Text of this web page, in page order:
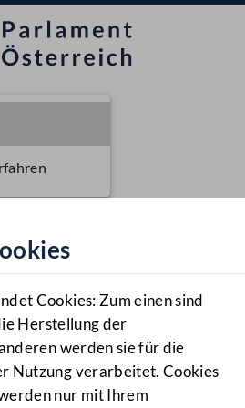
öffnen
Cookies: Zum einen sind
Herstellung der
werden sie für die
Nutzung verarbeitet. Cookies
nur mit Ihrem